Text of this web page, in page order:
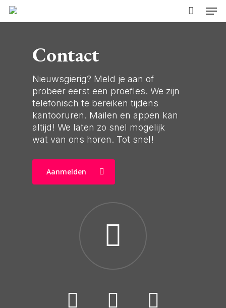
Skip
Contact
Nieuwsgierig? Meld je aan of
probeer eerst een proefles. We zijn
telefonisch te bereiken tijdens
kantooruren. Mailen en appen kan
altijd! We laten zo snel mogelijk
wat van ons horen. Tot snel!
Aanmelden